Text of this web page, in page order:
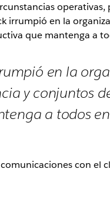
irrumpió en la
que mantenga a
en la
y conjuntos
a todos
con el